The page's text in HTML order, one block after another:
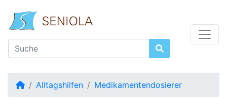
Startseite
Alltagshilfen Medikamentendosierer